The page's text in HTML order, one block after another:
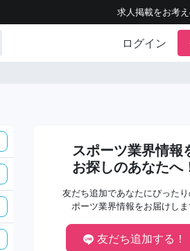
求人掲載をお考
ログイン
スポーツ業界情報
お探しのあなたへ
友だち追加であなたにぴったり
ポーツ業界情報をお届けしま
友だち追加する！